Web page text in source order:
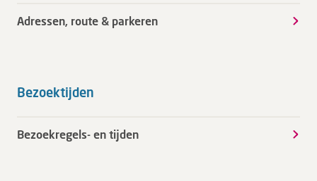
Adressen, route & parkeren
Bezoektijden
Bezoekregels- en tijden